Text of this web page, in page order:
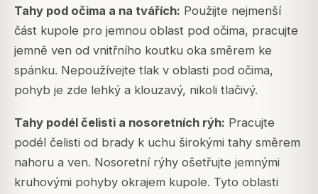
Tahy pod očima a na tvářích: Použijte nejmenší
část kupole pro jemnou oblast pod očima, pracujte
jemně ven od vnitřního koutku oka směrem ke
spánku. Nepoužívejte tlak v oblasti pod očima,
pohyb je zde lehký a klouzavý, nikoli tlačivý.
Tahy podél čelisti a nosoretních rýh: Pracujte
podél čelisti od brady k uchu širokými tahy směrem
nahoru a ven. Nosoretní rýhy ošetřujte jemnými
kruhovými pohyby okrajem kupole. Tyto oblasti